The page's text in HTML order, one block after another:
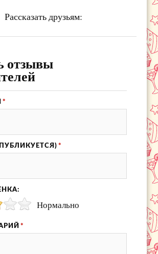
Рассказать друзьям:
отзывы
*
ПУБЛИКУЕТСЯ) *
Нормально
*